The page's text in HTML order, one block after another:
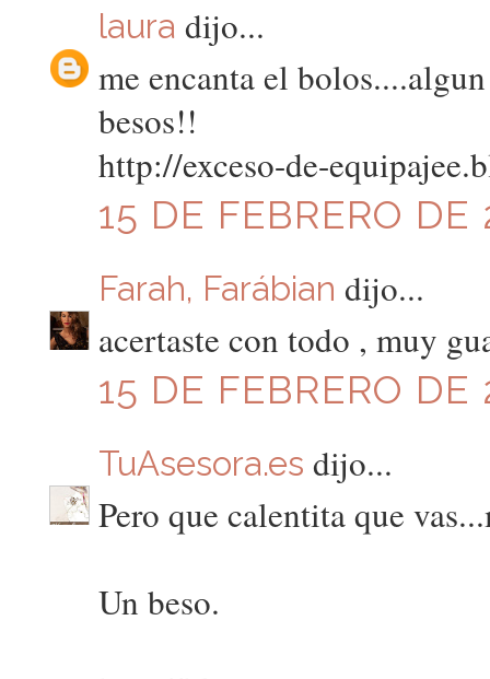
laura dijo...
me encanta el
besos!!
http://exceso-de-
15 DE FEBRERO DE
Farah, Farábian dijo...
acertaste con todo , muy
15 DE FEBRERO DE
TuAsesora.es dijo...
Pero que calentita que
Un beso.